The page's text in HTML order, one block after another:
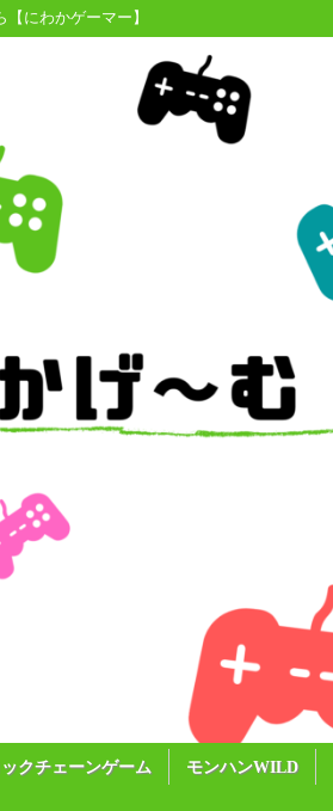
にわかゲーマー】
クチェーンゲーム モンハンWILD